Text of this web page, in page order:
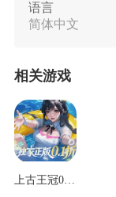
语言
简体中文
相关游戏
上古王冠0.1折免费版